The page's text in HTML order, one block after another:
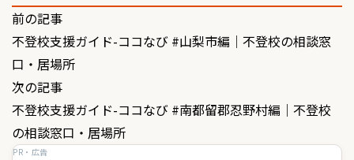
投
稿
ナ
ビ
ゲ
前の記事
不登校支援ガイド-ココなび #山梨市編｜不登校の相談窓
口・居場所
次の記事
不登校支援ガイド-ココなび #南都留郡忍野村編｜不登校
の相談窓口・居場所
PR・広告